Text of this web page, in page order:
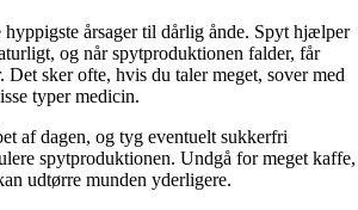
hyppigste årsager til dårlig ånde. Spyt hjælper
og når spytproduktionen falder, får
Det sker ofte, hvis du taler meget, sover med
typer medicin.
af dagen, og tyg eventuelt sukkerfri
spytproduktionen. Undgå for meget kaffe,
udtørre munden yderligere.